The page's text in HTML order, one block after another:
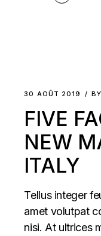
30 AOÛT 2019 BY
FIVE
NEW
ITALY
Tellus integer
amet volutpat
nisi. At ultrices